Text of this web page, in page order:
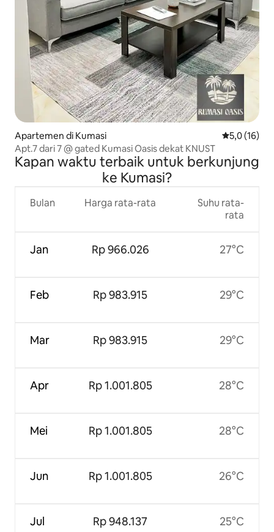
Apartemen di Kumasi Nilai rata-
5,0 (16)
Apt.7 dari 7 @ gated Kumasi Oasis dekat KNUST
Kapan waktu terbaik untuk berkunjung
ke Kumasi?
Bulan
Jan
Feb
Mar
Apr
Mei
Jun
Jul
Harga rata-rata
Rp 966.026
Rp 983.915
Rp 983.915
Rp 1.001.805
Rp 1.001.805
Rp 1.001.805
Rp 948.137
Suhu rata-
rata
27°C
29°C
29°C
28°C
28°C
26°C
25°C